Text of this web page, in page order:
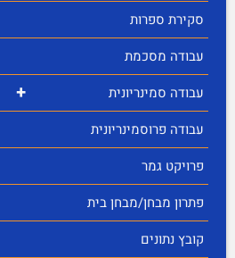
סקירת ספרות
עבודה מסכמת
+
עבודה סמינריונית
עבודה פרוסמינריונית
פרויקט גמר
פתרון מבחן/מבחן בית
קובץ נתונים